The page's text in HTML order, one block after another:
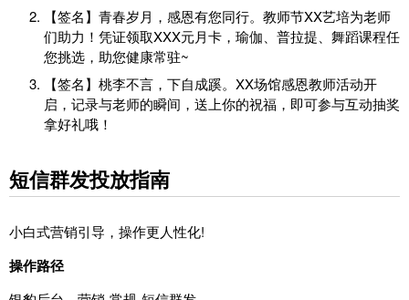
【签名】青春岁月，感恩有您同行。教师节XX艺培为老师
们助力！凭证领取XXX元月卡，瑜伽、普拉提、舞蹈课程任
您挑选，助您健康常驻~
【签名】桃李不言，下自成蹊。XX场馆感恩教师活动开
启，记录与老师的瞬间，送上你的祝福，即可参与互动抽奖
拿好礼哦！
短信群发投放指南
小白式营销引导，操作更人性化!
操作路径